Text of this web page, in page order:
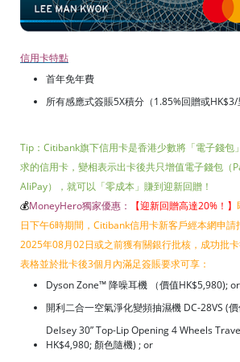
信用卡特點
首年免年費
所有感應式簽賬5X積分（1.85%回贈或HK$3/
Tip：Citibank旗下信用卡是香港少數將「電子錢包
求的信用卡，變相表示出卡後共只增值電子錢包（
AliPay），就可以「零成本」賺到迎新回贈！
💰MoneyHero獨家優惠： 【迎新回贈高達20%！ 】
日下午6時期間，Citibank信用卡新客戶經本網申
2025年08月02日或之前獲有關銀行批核，成功批
表格並於批卡後3個月內滿足簽賬要求可享：
Dyson Zone™ 降噪耳機 （價值HK$5,980); or
開利二合一空氣淨化變頻抽濕機 DC-28VS (
Delsey 30” Top-Lip Opening 4 Wheels
HK$4,980; 顏色隨機) ; or